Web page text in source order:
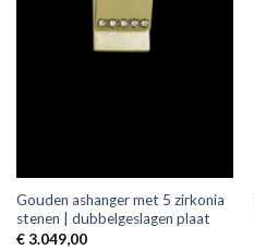
Gouden ashanger met 5 zirkonia
stenen | dubbelgeslagen plaat
€3.049,00